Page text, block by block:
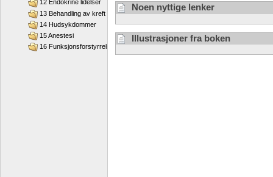
Noen nyttige lenker
Illustrasjoner fra boken
12 Endokrine lidelser
13 Behandling av kreft
14 Hudsykdommer
15 Anestesi
16 Funksjonsforstyrrelser av urinblæren, prostatahyperplasi og erektil